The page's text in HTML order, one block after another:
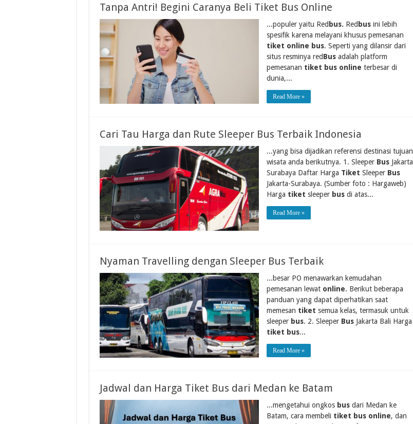
Tanpa Antri! Begini Caranya Beli Tiket Bus Online
...populer yaitu Red bus. Red busini lebih
spesifik karena melayani khusus pemesanan
tiket online bus. Seperti yang dilansir dari
situs resminya redBusadalah platform
pemesanan tiket bus online terbesar di
dunia,...
Read More »
Cari Tau Harga dan Rute Sleeper Bus Terbaik Indonesia
...yang bisa dijadikan referensi destinasi tujuan
wisata anda berikutnya. 1. Sleeper BusJakarta
Surabaya Daftar Harga Tiket Sleeper Bus
Jakarta-Surabaya. (Sumber foto : Hargaweb)
Harga tiket sleeper busdi atas...
Read More »
Nyaman Travelling dengan Sleeper Bus Terbaik
...besar PO menawarkan kemudahan
pemesanan lewat online. Berikut beberapa
panduan yang dapat diperhatikan saat
memesan tiket semua kelas, termasuk untuk
sleeper bus. 2. Sleeper BusJakarta Bali Harga
tiket bus...
Read More »
Jadwal dan Harga Tiket Bus dari Medan ke Batam
...mengetahui ongkos busdari Medan ke
Batam, cara membeli tiket bus online, dan